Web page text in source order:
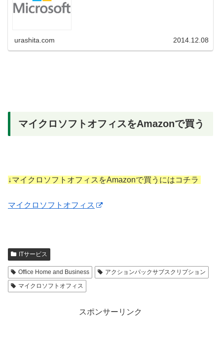
urashita.com 2014.12.08
マイクロソフトオフィスをAmazonで買う
↓マイクロソフトオフィスをAmazonで買うにはコチラ
マイクロソフトオフィス
ITサービス
Office Home and Business
アクションパックサブスクリプション
マイクロソフトオフィス
スポンサーリンク